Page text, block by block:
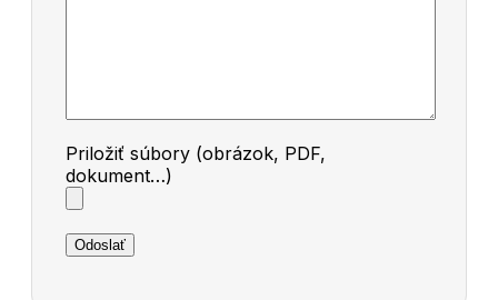
Priložiť súbory (obrázok, PDF,
dokument…)